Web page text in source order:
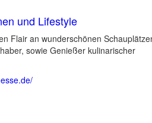
und Lifestyle
Flair an wunderschönen
sowie Genießer kulinarischer